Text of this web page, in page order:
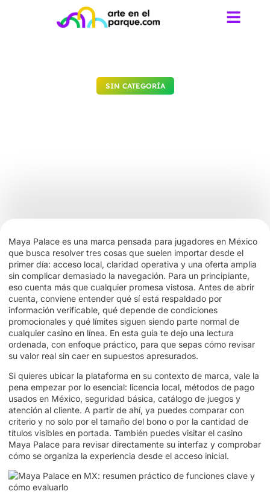
SIN CATEGORÍA
Maya Palace es una marca pensada para jugadores en México
que busca resolver tres cosas que suelen importar desde el
primer día: acceso local, claridad operativa y una oferta amplia
sin complicar demasiado la navegación. Para un principiante,
eso cuenta más que cualquier promesa vistosa. Antes de abrir
cuenta, conviene entender qué sí está respaldado por
información verificable, qué depende de condiciones
promocionales y qué límites siguen siendo parte normal de
cualquier casino en línea. En esta guía te dejo una lectura
ordenada, con enfoque práctico, para que sepas cómo revisar
su valor real sin caer en supuestos apresurados.
Si quieres ubicar la plataforma en su contexto de marca, vale la
pena empezar por lo esencial: licencia local, métodos de pago
usados en México, seguridad básica, catálogo de juegos y
atención al cliente. A partir de ahí, ya puedes comparar con
criterio y no solo por el tamaño del bono o por la cantidad de
títulos visibles en portada. También puedes visitar el casino
Maya Palace para revisar directamente su interfaz y comprobar
cómo se organiza la experiencia desde el acceso inicial.